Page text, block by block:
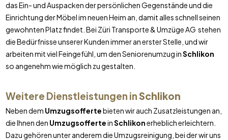
das Ein- und Auspacken der persönlichen Gegenstände und die
Einrichtung der Möbel im neuen Heim an, damit alles schnell seinen
gewohnten Platz findet. Bei Züri Transporte & Umzüge AG stehen
die Bedürfnisse unserer Kunden immer an erster Stelle, und wir
arbeiten mit viel Feingefühl, um den Seniorenumzug inSchlikon
so angenehm wie möglich zu gestalten.
Weitere Dienstleistungen inSchlikon
Neben dem Umzugsoffertebieten wir auch Zusatzleistungen an,
die Ihnen den UmzugsofferteinSchlikonerheblich erleichtern.
Dazu gehören unter anderem die Umzugsreinigung, bei der wir uns